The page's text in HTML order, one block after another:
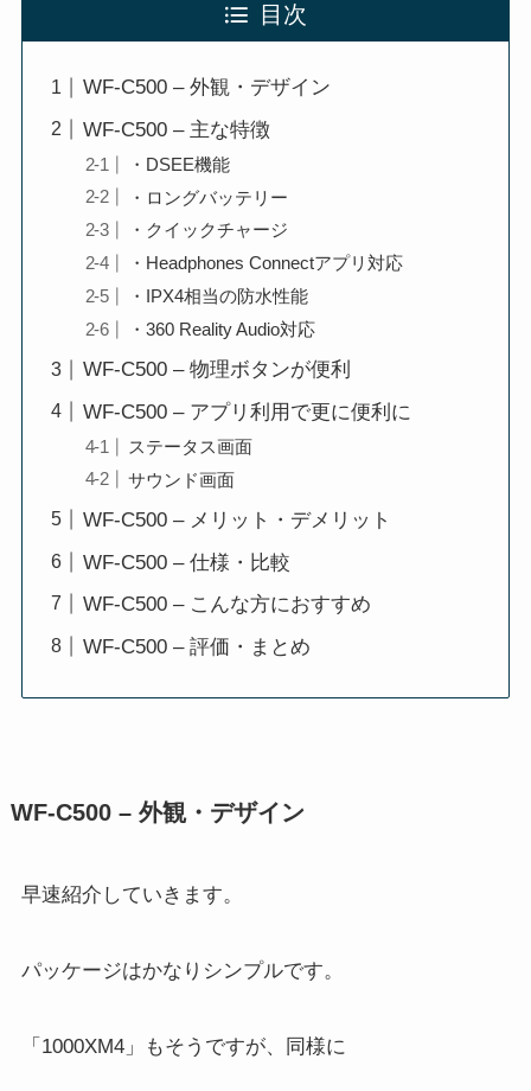
目次
WF-C500 – 外観・デザイン
WF-C500 – 主な特徴
・DSEE機能
・ロングバッテリー
・クイックチャージ
・Headphones Connectアプリ対応
・IPX4相当の防水性能
・360 Reality Audio対応
WF-C500 – 物理ボタンが便利
WF-C500 – アプリ利用で更に便利に
ステータス画面
サウンド画面
WF-C500 – メリット・デメリット
WF-C500 – 仕様・比較
WF-C500 – こんな方におすすめ
WF-C500 – 評価・まとめ
WF-C500 – 外観・デザイン
早速紹介していきます。
パッケージはかなりシンプルです。
「1000XM4」もそうですが、同様に